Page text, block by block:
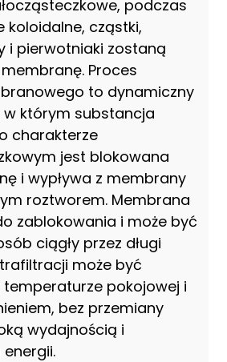
podczas
koloidalne, cząstki,
i pierwotniaki zostaną
Proces
to dynamiczny
którym substancja
charakterze
jest blokowana
i wypływa z membrany
roztworem. Membrana
zablokowania i może być
ciągły przez długi
może być
pokojowej i
bez przemiany
wydajnością i